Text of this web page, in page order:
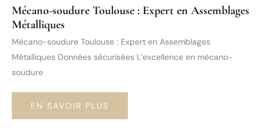
Mécano-soudure Toulouse : Expert en Assemblages
Métalliques
Mécano-soudure Toulouse : Expert en Assemblages
Métalliques Données sécurisées L’excellence en mécano-
soudure
MÉCANO-
TOULOUSE
EN SAVOIR PLUS